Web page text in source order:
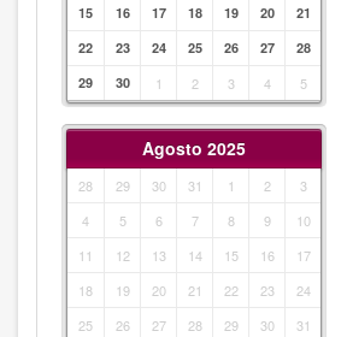
15
16 17 18 19 20
21
22
23 24 25 26 27
28
29
30 1 2 3 4 5
Agosto 2025
28 29 30 31 1 2
3
4
5 6 7 8 9
10
11
12 13 14 15 16
17
18
19 20 21 22 23
24
25
26 27 28 29 30 31